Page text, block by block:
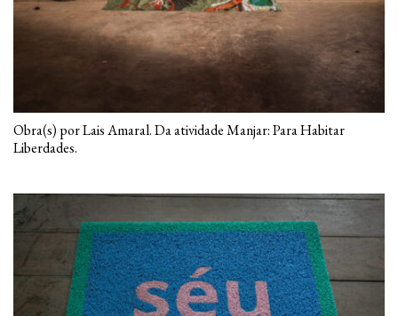
Obra(s) por Lais Amaral. Da atividade Manjar: Para Habitar
Liberdades.